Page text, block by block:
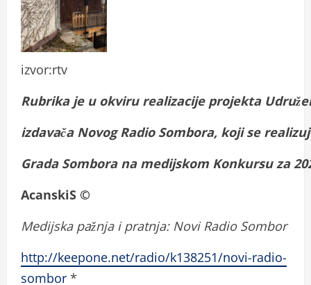
izvor:rtv
Rubrika je u okviru realizacije projekta Udruž
izdavača Novog Radio Sombora, koji se
Grada Sombora na medijskom Konkursu za
AcanskiS ©
Medijska pažnja i pratnja: Novi Radio Sombor
http://keepone.net/radio/k138251/novi-radio-
sombor *